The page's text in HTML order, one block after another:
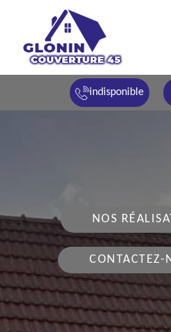
indisponible
NOS
CONTACTEZ-